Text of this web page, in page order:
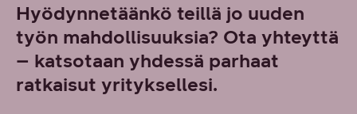
Hyödynnetäänkö teillä jo uuden
työn mahdollisuuksia? Ota yhteyttä
– katsotaan yhdessä parhaat
ratkaisut yrityksellesi.